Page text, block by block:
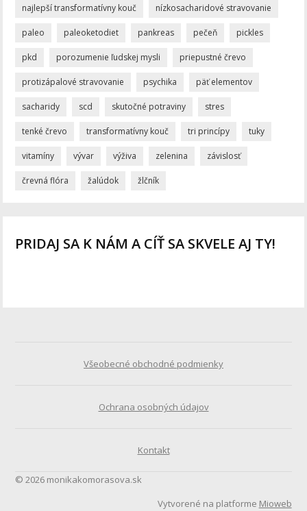
najlepší transformatívny kouč nízkosacharidové stravovanie
paleo paleoketodiet pankreas pečeň pickles
pkd porozumenie ľudskej mysli priepustné črevo
protizápalové stravovanie psychika päť elementov
sacharidy scd skutočné potraviny stres
tenké črevo transformatívny kouč tri princípy tuky
vitamíny vývar výživa zelenina závislosť
črevná flóra žalúdok žlčník
PRIDAJ SA K NÁM A CÍŤ SA SKVELE AJ TY!
Všeobecné obchodné podmienky
Ochrana osobných údajov
Kontakt
© 2026 monikakomorasova.sk
Vytvorené na platforme Mioweb